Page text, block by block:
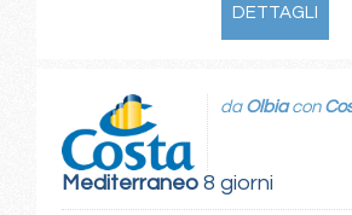
DETTAGLI
Mediterraneo8 giorni
da Olbiacon